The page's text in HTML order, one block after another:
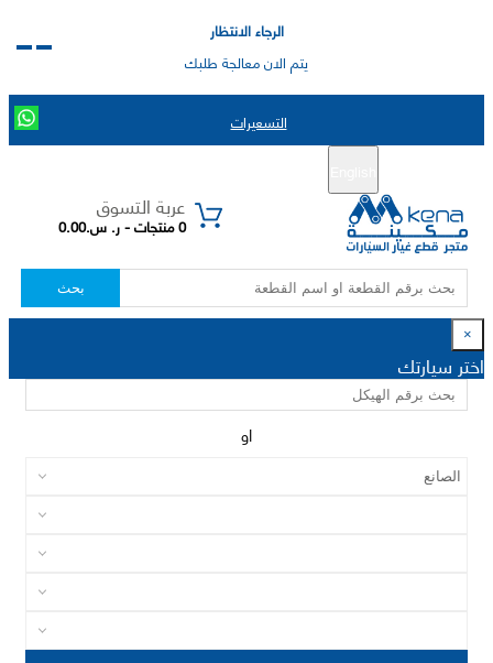
الرجاء الانتظار
يتم الان معالجة طلبك
التسعيرات
عربة التسوق
0 منتجات - ر. س.0.00
بحث
×
اختر سيارتك
او